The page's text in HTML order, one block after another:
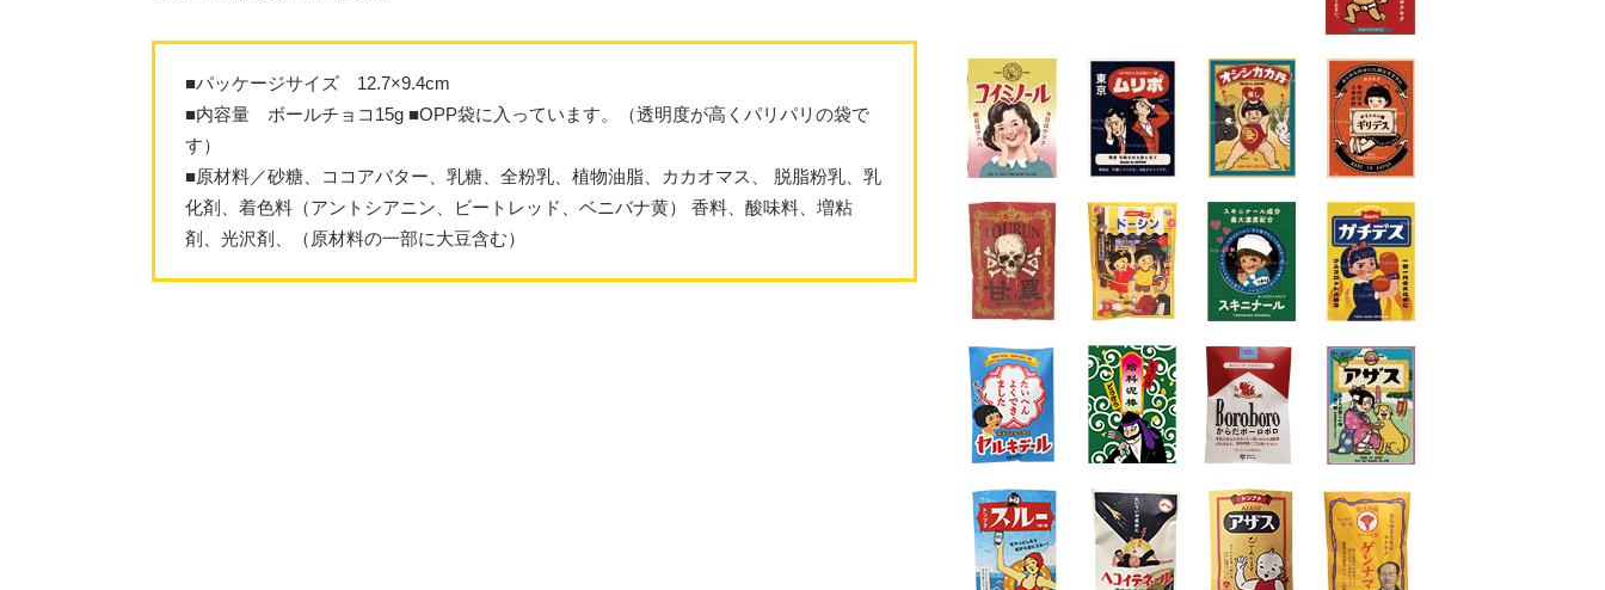
■パッケージサイズ 12.7×9.4cm
■内容量 ボールチョコ15g ■OPP袋に入っています。（透明度が高くパリパリの袋で
す）
■原材料／砂糖、ココアバター、乳糖、全粉乳、植物油脂、カカオマス、 脱脂粉乳、乳
化剤、着色料（アントシアニン、ビートレッド、ベニバナ黄） 香料、酸味料、増粘
剤、光沢剤、（原材料の一部に大豆含む）